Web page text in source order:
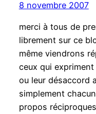
8 novembre 2007
merci à tous de
librement sur ce
même viendrons
ceux qui
ou leur désaccord
simplement
propos